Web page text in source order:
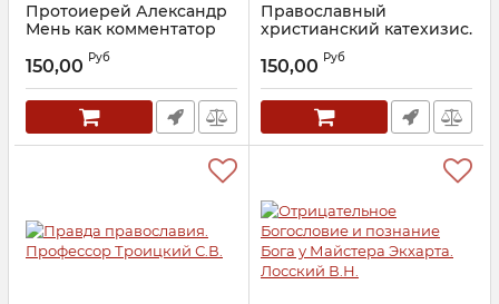
Протоиерей Александр
Мень как комментатор
Священного Писания
Артикул: 15987
150,00 Руб
Православный
христианский катехизис.
Священник Виктор
Лукин
Артикул: 25578
150,00 Руб